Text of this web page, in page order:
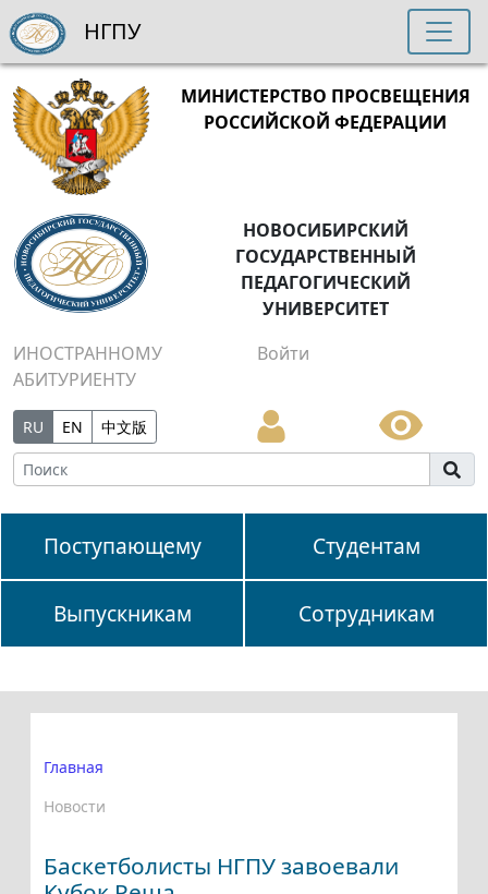
МИНИСТЕРСТВО ПРОСВЕЩЕНИЯ
РОССИЙСКОЙ ФЕДЕРАЦИИ
НОВОСИБИРСКИЙ
ГОСУДАРСТВЕННЫЙ
ПЕДАГОГИЧЕСКИЙ
УНИВЕРСИТЕТ
ИНОСТРАННОМУ
АБИТУРИЕНТУ
Войти
RU EN 中文版
Поступающему Студентам
Выпускникам Сотрудникам
НГПУ
Главная
Новости
Баскетболисты НГПУ завоевали